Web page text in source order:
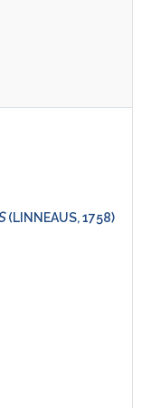
(LINNEAUS, 1758)